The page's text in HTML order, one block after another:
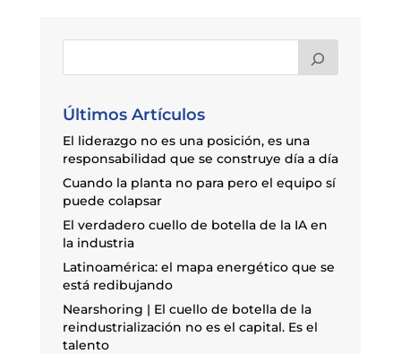
Últimos Artículos
El liderazgo no es una posición, es una
responsabilidad que se construye día a día
Cuando la planta no para pero el equipo sí
puede colapsar
El verdadero cuello de botella de la IA en
la industria
Latinoamérica: el mapa energético que se
está redibujando
Nearshoring | El cuello de botella de la
reindustrialización no es el capital. Es el
talento